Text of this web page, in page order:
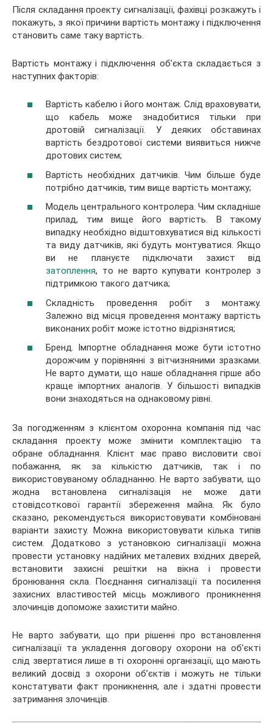
Після складання проекту сигналізації, фахівці розкажуть і
покажуть, з якої причини вартість монтажу і підключення
становить саме таку вартість.
Вартість монтажу і підключення об’єкта складається з
наступних факторів:
Вартість кабелю і його монтаж. Слід враховувати,
що кабель може знадобитися тільки при
дротовій сигналізації. У деяких обставинах
вартість бездротової системи виявиться нижче
дротових систем;
Вартість необхідних датчиків. Чим більше буде
потрібно датчиків, тим вище вартість монтажу;
Модель центрального контролера. Чим складніше
прилад, тим вище його вартість. В такому
випадку необхідно відштовхуватися від кількості
та виду датчиків, які будуть монтуватися. Якщо
ви не плануєте підключати захист від
затоплення, то не варто купувати контролер з
підтримкою такого датчика;
Складність проведення робіт з монтажу.
Залежно від місця проведення монтажу вартість
виконаних робіт може істотно відрізнятися;
Бренд. Імпортне обладнання може бути істотно
дорожчим у порівнянні з вітчизняними зразками.
Не варто думати, що наше обладнання гірше або
краще імпортних аналогів. У більшості випадків
вони знаходяться на однаковому рівні.
За погодженням з клієнтом охоронна компанія під час
складання проекту може змінити комплектацію та
обране обладнання. Клієнт має право висловити свої
побажання, як за кількістю датчиків, так і по
використовуваному обладнанню. Не варто забувати, що
жодна встановлена сигналізація не може дати
стовідсоткової гарантії збереження майна. Як було
сказано, рекомендується використовувати комбіновані
варіанти захисту. Можна використовувати кілька типів
систем. Додатково з установкою сигналізації можна
провести установку надійних металевих вхідних дверей,
встановити захисні решітки на вікна і провести
бронювання скла. Поєднання сигналізації та посилення
захисних властивостей місць можливого проникнення
злочинців допоможе захистити майно.
Не варто забувати, що при рішенні про встановлення
сигналізації та укладення договору охорони на об’єкті
слід звертатися лише в ті охоронні організації, що мають
великий досвід з охорони об’єктів і можуть не тільки
констатувати факт проникнення, але і здатні провести
затримання злочинців.